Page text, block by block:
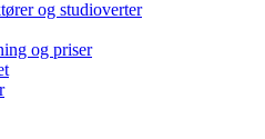
og studioverter
og priser